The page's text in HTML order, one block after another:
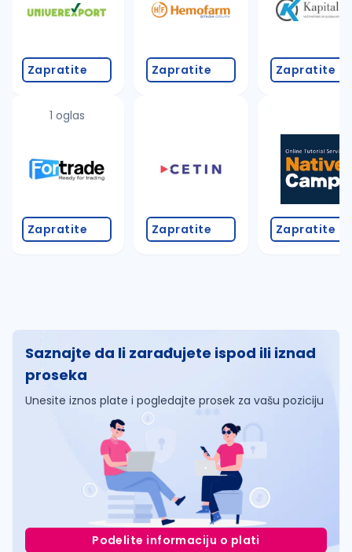
Zapratite
1 oglas
Zapratite
Zapratite
Zapratite
Zapratite
Zapratite
Saznajte da li zarađujete ispod ili iznad
proseka
Unesite iznos plate i pogledajte prosek za vašu poziciju
Podelite informaciju o plati